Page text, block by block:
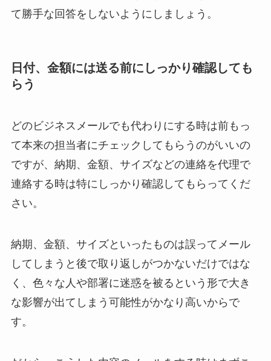
て勝手な回答をしないようにしましょう。
日付、金額には送る前にしっかり確認しても
らう
どのビジネスメールでも代わりにする時は前もっ
て本来の担当者にチェックしてもらうのがいいの
ですが、納期、金額、サイズなどの連絡を代理で
連絡する時は特にしっかり確認してもらってくだ
さい。
納期、金額、サイズといったものは誤ってメール
してしまうと後で取り返しがつかないだけではな
く、色々な人や部署に迷惑を被るという形で大き
な影響が出てしまう可能性がかなり高いからで
す。